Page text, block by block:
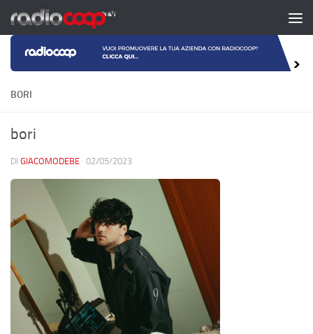
Salta al contenuto
BORI
bori
DI GIACOMODEBE · 02/05/2023